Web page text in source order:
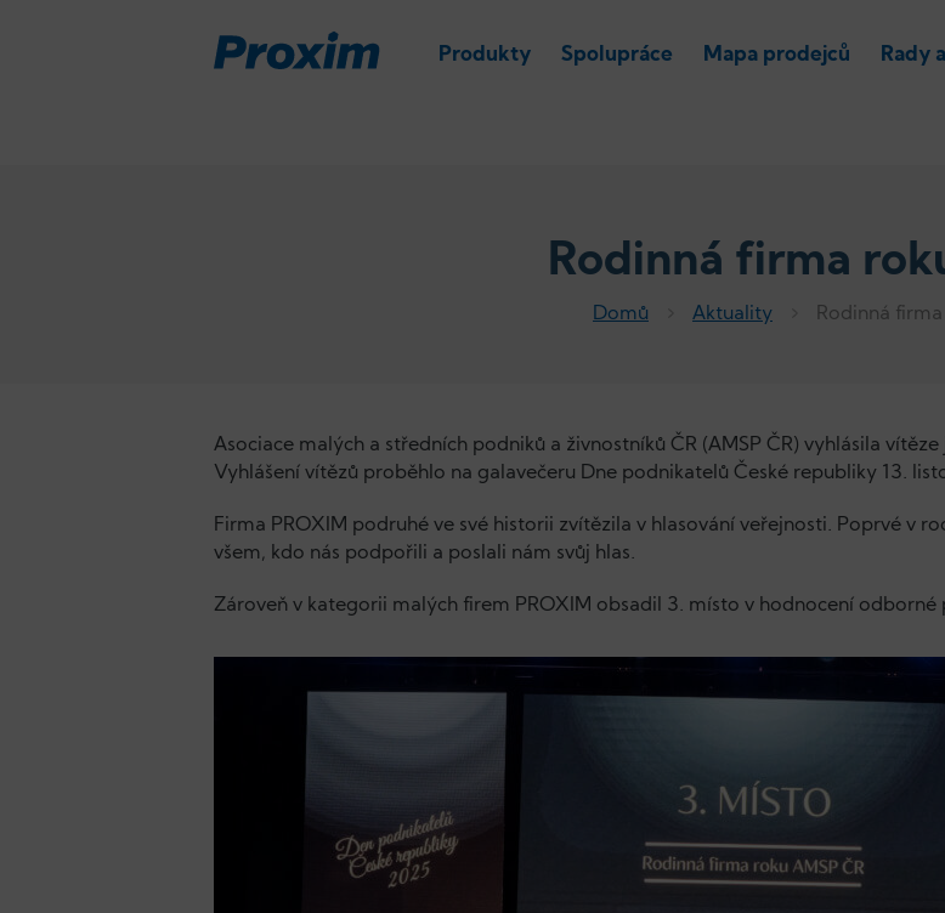
Produkty Spolupráce Mapa prodejců Rady
Rodinná firma
Domů Aktuality Rodinná
Asociace malých a středních podniků a živnostníků ČR (AMSP ČR) vyhlásila
Vyhlášení vítězů proběhlo na galavečeru Dne podnikatelů České republiky 13.
Firma PROXIM podruhé ve své historii zvítězila v hlasování veřejnosti. Poprvé v
všem, kdo nás podpořili a poslali nám svůj hlas.
Zároveň v kategorii malých firem PROXIM obsadil 3. místo v hodnocení